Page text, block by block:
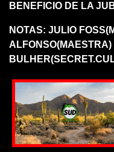
BENEFICIO DE LA
NOTAS: JULIO